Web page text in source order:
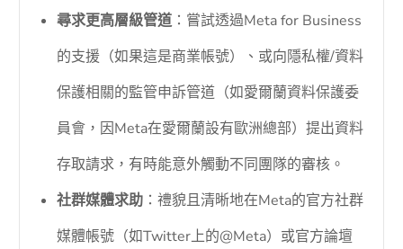
尋求更高層級管道：嘗試透過Meta for Business
的支援（如果這是商業帳號）、或向隱私權/資料
保護相關的監管申訴管道（如愛爾蘭資料保護委
員會，因Meta在愛爾蘭設有歐洲總部）提出資料
存取請求，有時能意外觸動不同團隊的審核。
社群媒體求助 ：禮貌且清晰地在Meta的官方社群
媒體帳號（如Twitter上的@Meta）或官方論壇